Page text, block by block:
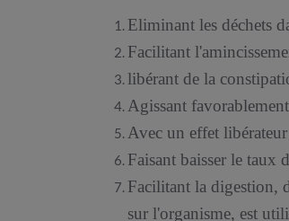
Eliminant les déchets
Facilitant
libérant de la
Agissant
Avec un effet
Faisant baisser le taux
Facilitant la digestion,
sur l'organisme, est